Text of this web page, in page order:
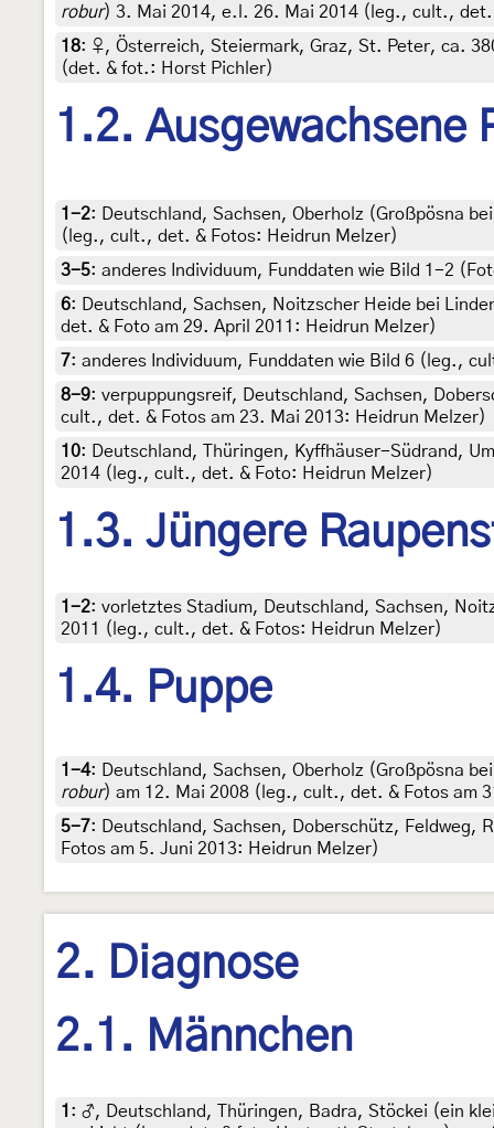
robur) 3. Mai 2014, e.l. 26. Mai 2014 (leg., cult.,
18: ♀, Österreich, Steiermark, Graz, St. Peter, ca.
(det. & fot.: Horst Pichler)
1.2. Ausgewachsene
1-2:
Deutschland, Sachsen, Oberholz (Großpösna
(leg., cult., det. & Fotos: Heidrun Melzer)
3-5: anderes Individuum, Funddaten wie Bild 1-2
6:
Deutschland, Sachsen, Noitzscher Heide bei
det. & Foto am 29. April 2011: Heidrun Melzer)
7: anderes Individuum, Funddaten wie Bild 6 (leg.,
8-9: verpuppungsreif, Deutschland, Sachsen,
cult., det. & Fotos am 23. Mai 2013: Heidrun Melzer)
10:
Deutschland, Thüringen, Kyffhäuser-Südrand,
2014 (leg., cult., det. & Foto: Heidrun Melzer)
1.3. Jüngere
1-2: vorletztes Stadium, Deutschland, Sachsen,
2011 (leg., cult., det. & Fotos: Heidrun Melzer)
1.4. Puppe
1-4: Deutschland, Sachsen, Oberholz (Großpösna
robur) am 12. Mai 2008 (leg., cult., det. & Fotos am
5-7: Deutschland, Sachsen, Doberschütz, Feldweg,
Fotos am 5. Juni 2013: Heidrun Melzer)
2. Diagnose
2.1. Männchen
1 : ♂, Deutschland, Thüringen, Badra, Stöckei (ein